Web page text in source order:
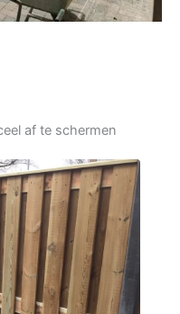
af te schermen